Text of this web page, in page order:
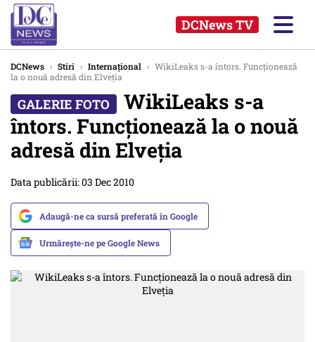
DCNews TV
DCNews › Stiri › Internațional › WikiLeaks s-a întors. Funcţionează
la o nouă adresă din Elveţia
WikiLeaks s-a
întors. Funcţionează la o nouă
adresă din Elveţia
Data publicării: 03 Dec 2010
Adaugă-ne ca sursă preferată în Google
Urmărește-ne pe Google News